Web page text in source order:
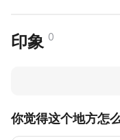
印象 0
你觉得这个地方怎